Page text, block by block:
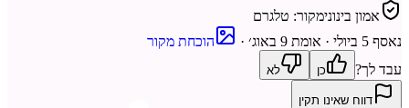
אמון בינונימקור: טלגרם
נאסף 5 ביולי · אומת 9 באוג׳ ·
הוכחת מקור
עבד לך?
כן לא
דווח שאינו תקין